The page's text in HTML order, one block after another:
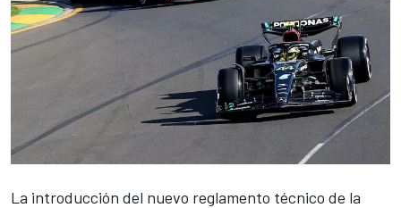
La introducción del nuevo reglamento técnico de la